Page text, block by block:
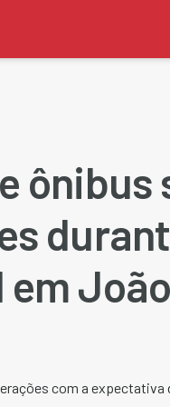
ônibus
em
com a expectativa